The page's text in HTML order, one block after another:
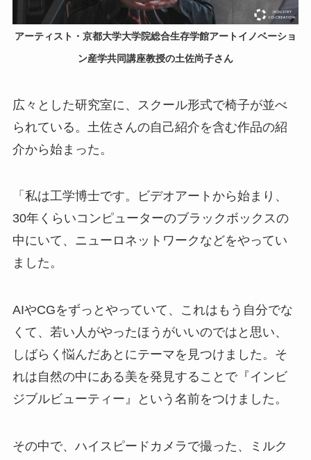
アーティスト・京都大学大学院総合生存学館アートイノベーショ
ン産学共同講座教授の土佐尚子さん
広々とした研究室に、スクール形式で椅子が並べ
られている。土佐さんの自己紹介を含む作品の紹
介から始まった。
「私は工学博士です。ビデオアートから始まり、
30年くらいコンピューターのブラックボックスの
中にいて、ニューロネットワークなどをやってい
ました。
AIやCGをずっとやっていて、これはもう自分でな
くて、若い人がやったほうがいいのではと思い、
しばらく悩んだあとにテーマを見つけました。そ
れは自然の中にある美を発見することで『インビ
ジブルビューティー』という名前をつけました。
その中で、ハイスピードカメラで撮った、ミルク